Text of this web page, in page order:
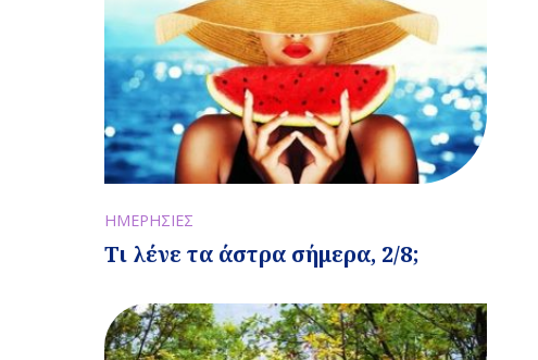
ΗΜΕΡΗΣΙΕΣ
Τι λένε τα άστρα σήμερα, 2/8;